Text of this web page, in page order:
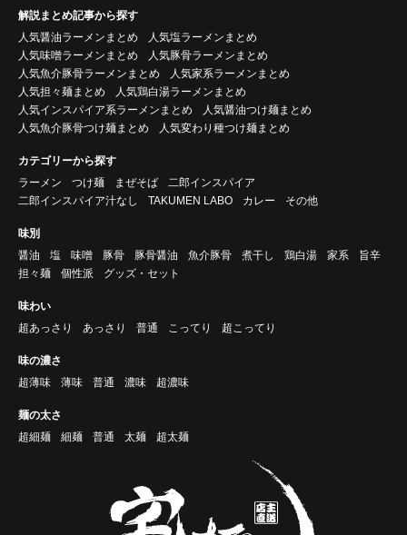
解説まとめ記事から探す
人気醤油ラーメンまとめ
人気塩ラーメンまとめ
人気味噌ラーメンまとめ
人気豚骨ラーメンまとめ
人気魚介豚骨ラーメンまとめ
人気家系ラーメンまとめ
人気担々麺まとめ
人気鶏白湯ラーメンまとめ
人気インスパイア系ラーメンまとめ
人気醤油つけ麺まとめ
人気魚介豚骨つけ麺まとめ
人気変わり種つけ麺まとめ
カテゴリーから探す
ラーメン
つけ麺 まぜそば
二郎インスパイア
二郎インスパイア汁なし
TAKUMEN LABO カレー その他
味別
醤油
塩 味噌 豚骨 豚骨醤油 魚介豚骨 煮干し 鶏白湯 家系
旨辛
担々麺
個性派 グッズ・セット
味わい
超あっさり
あっさり 普通 こってり 超こってり
味の濃さ
超薄味
薄味 普通 濃味 超濃味
麺の太さ
超細麺
細麺 普通 太麺 超太麺